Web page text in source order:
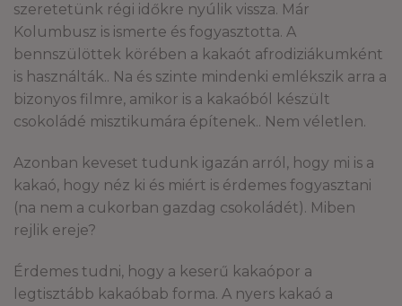
szeretetünk régi időkre nyúlik vissza. Már
Kolumbusz is ismerte és fogyasztotta. A
bennszülöttek körében a kakaót afrodiziákumként
is használták.. Na és szinte mindenki emlékszik arra a
bizonyos filmre, amikor is a kakaóból készült
csokoládé misztikumára építenek.. Nem véletlen.
Azonban keveset tudunk igazán arról, hogy mi is a
kakaó, hogy néz ki és miért is érdemes fogyasztani
(na nem a cukorban gazdag csokoládét). Miben
rejlik ereje?
Érdemes tudni, hogy a keserű kakaópor a
legtisztább kakaóbab forma. A nyers kakaó a